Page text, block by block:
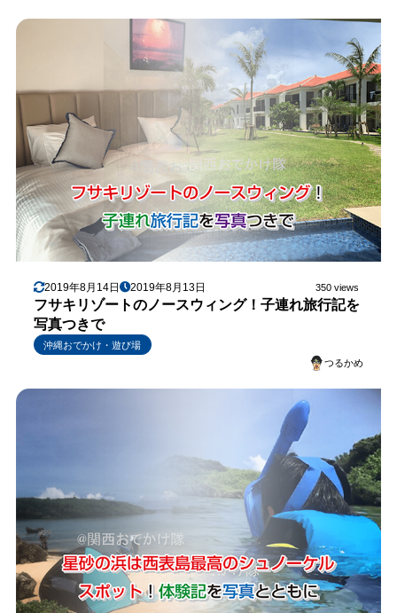
2019年8月14日 2019年8月13日 350 views
フサキリゾートのノースウィング！子連れ旅行記を
写真つきで
沖縄おでかけ・遊び場
つるかめ